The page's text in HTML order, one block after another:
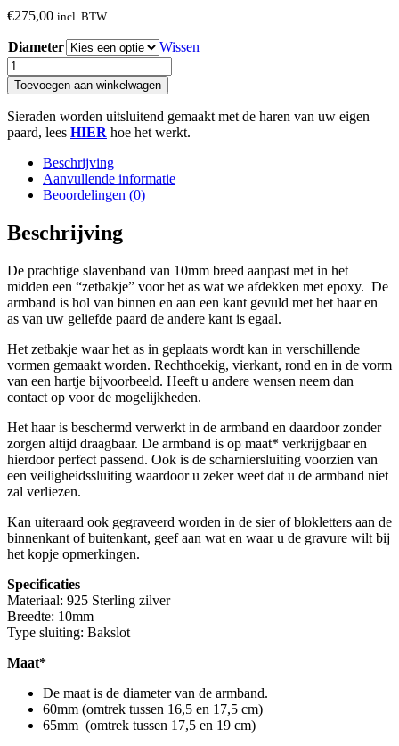
€275,00 incl. BTW
Diameter
Wissen
Sterling
Zilveren
Slavenband/Bangle
met
Zetbakje
As
Epoxy
aantal
Toevoegen aan winkelwagen
Sieraden worden uitsluitend gemaakt met de haren van uw eigen
paard, lees HIER hoe het werkt.
Beschrijving
Aanvullende informatie
Beoordelingen (0)
Beschrijving
De prachtige slavenband van 10mm breed aanpast met in het
midden een “zetbakje” voor het as wat we afdekken met epoxy. De
armband is hol van binnen en aan een kant gevuld met het haar en
as van uw geliefde paard de andere kant is egaal.
Het zetbakje waar het as in geplaats wordt kan in verschillende
vormen gemaakt worden. Rechthoekig, vierkant, rond en in de vorm
van een hartje bijvoorbeeld. Heeft u andere wensen neem dan
contact op voor de mogelijkheden.
Het haar is beschermd verwerkt in de armband en daardoor zonder
zorgen altijd draagbaar. De armband is op maat* verkrijgbaar en
hierdoor perfect passend. Ook is de scharniersluiting voorzien van
een veiligheidssluiting waardoor u zeker weet dat u de armband niet
zal verliezen.
Kan uiteraard ook gegraveerd worden in de sier of blokletters aan de
binnenkant of buitenkant, geef aan wat en waar u de gravure wilt bij
het kopje opmerkingen.
Specificaties
Materiaal: 925 Sterling zilver
Breedte: 10mm
Type sluiting: Bakslot
Maat*
De maat is de diameter van de armband.
60mm (omtrek tussen 16,5 en 17,5 cm)
65mm (omtrek tussen 17,5 en 19 cm)